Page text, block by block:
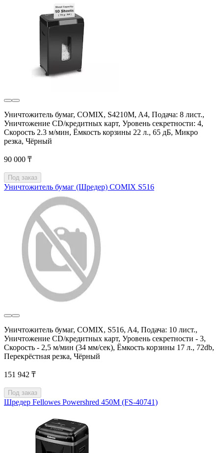
Уничтожитель бумаг, COMIX, S4210M, A4, Подача: 8 лист.,
Уничтожение CD/кредитных карт, Уровень секретности: 4,
Скорость 2.3 м/мин, Ёмкость корзины 22 л., 65 дБ, Микро
резка, Чёрный
90 000 ₸
Под заказ
Уничтожитель бумаг (Шредер) COMIX S516
Уничтожитель бумаг, COMIX, S516, A4, Подача: 10 лист.,
Уничтожение CD/кредитных карт, Уровень секретности - 3,
Скорость - 2,5 м/мин (34 мм/сек), Ёмкость корзины 17 л., 72db,
Перекрёстная резка, Чёрный
151 942 ₸
Под заказ
Шредер Fellowes Powershred 450M (FS-40741)